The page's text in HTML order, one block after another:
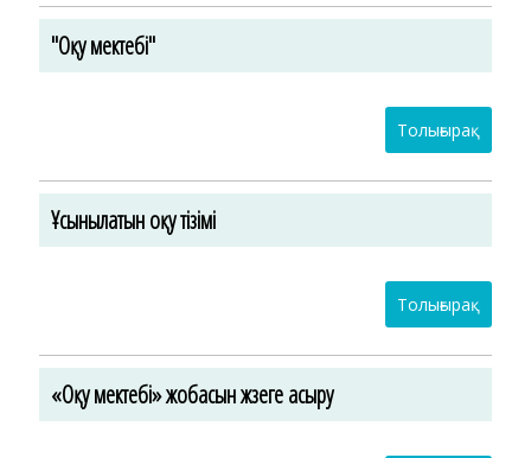
"Оқу мектебі"
Толығырақ
Ұсынылатын оқу тізімі
Толығырақ
«Оқу мектебі» жобасын жүзеге асыру